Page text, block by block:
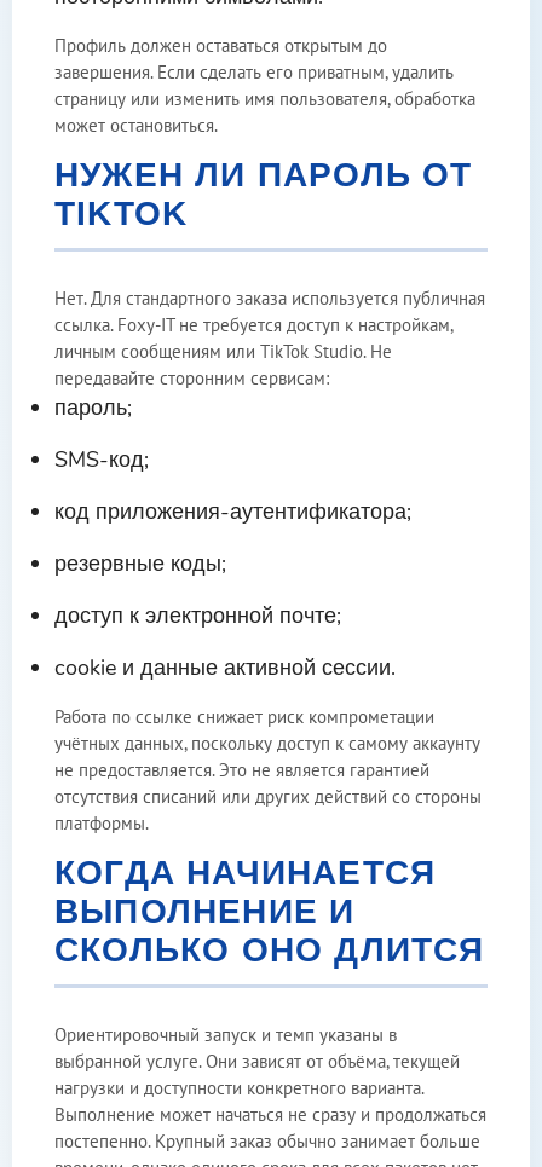
Профиль должен оставаться открытым до
завершения. Если сделать его приватным, удалить
страницу или изменить имя пользователя, обработка
может остановиться.
НУЖЕН ЛИ ПАРОЛЬ ОТ
TIKTOK
Нет. Для стандартного заказа используется публичная
ссылка. Foxy-IT не требуется доступ к настройкам,
личным сообщениям или TikTok Studio. Не
передавайте сторонним сервисам:
пароль;
SMS-код;
код приложения-аутентификатора;
резервные коды;
доступ к электронной почте;
cookie и данные активной сессии.
Работа по ссылке снижает риск компрометации
учётных данных, поскольку доступ к самому аккаунту
не предоставляется. Это не является гарантией
отсутствия списаний или других действий со стороны
платформы.
КОГДА НАЧИНАЕТСЯ
ВЫПОЛНЕНИЕ И
СКОЛЬКО ОНО ДЛИТСЯ
Ориентировочный запуск и темп указаны в
выбранной услуге. Они зависят от объёма, текущей
нагрузки и доступности конкретного варианта.
Выполнение может начаться не сразу и продолжаться
постепенно. Крупный заказ обычно занимает больше